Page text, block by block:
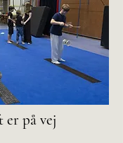
er på vej